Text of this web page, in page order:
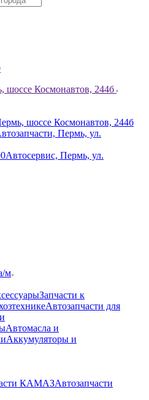
шоссе Космонавтов, 244б
шоссе Космонавтов, 244б
Пермь, ул.
Автосервис, Пермь, ул.
м
Запчасти к
Автозапчасти для
Автомасла и
Аккумуляторы и
КАМАЗАвтозапчасти